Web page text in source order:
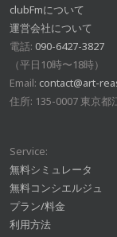
clubFmについて
運営会社について
電話: 090-6427-3827
（平日10時〜18時）
Email: contact@art-
住所: 135-0007 東京都
Service:
無料シミュレータ
無料コンシエルジュ
プラン/料金
利用方法